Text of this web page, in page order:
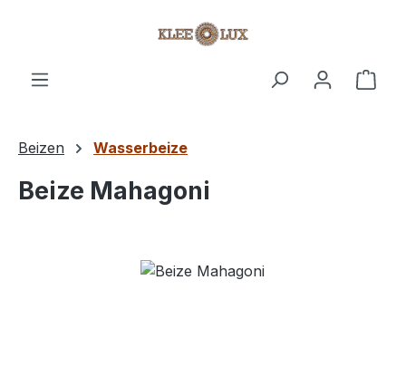
Beizen Wasserbeize
Beize Mahagoni